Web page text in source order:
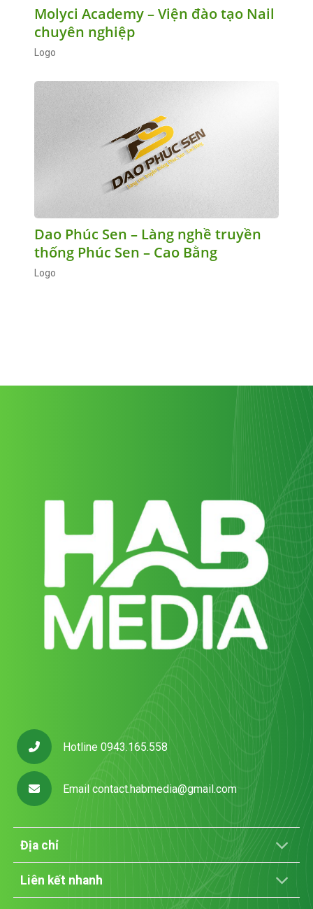
Molyci Academy – Viện đào tạo Nail
chuyên nghiệp
Logo
Dao Phúc Sen – Làng nghề truyền
thống Phúc Sen – Cao Bằng
Logo
Hotline 0943.165.558
Emailcontact.habmedia@gmail.com
Địa chỉ
Liên kết nhanh